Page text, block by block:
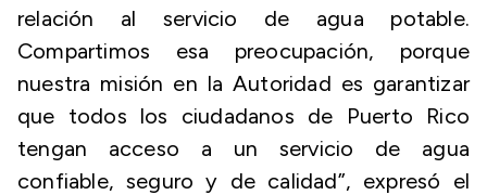
relación al servicio de agua potable.
Compartimos esa preocupación, porque
nuestra misión en la Autoridad es garantizar
que todos los ciudadanos de Puerto Rico
tengan acceso a un servicio de agua
confiable, seguro y de calidad”, expresó el